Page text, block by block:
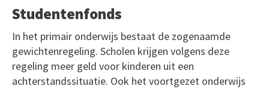
Studentenfonds
In het primair onderwijs bestaat de zogenaamde
gewichtenregeling. Scholen krijgen volgens deze
regeling meer geld voor kinderen uit een
achterstandssituatie. Ook het voortgezet onderwijs